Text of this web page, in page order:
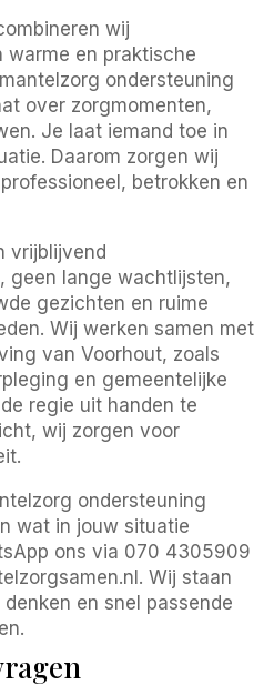
wij
warme en praktische
ondersteuning
over zorgmomenten,
Je laat iemand toe in
Daarom zorgen wij
betrokken en
vrijblijvend
geen lange wachtlijsten,
gezichten en ruime
Wij werken samen met
van Voorhout, zoals
en gemeentelijke
regie uit handen te
wij zorgen voor
ondersteuning
wat in jouw situatie
ons via 070 4305909
Wij staan
en snel passende